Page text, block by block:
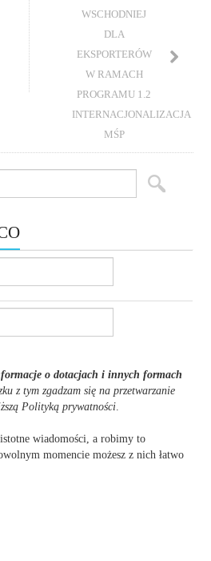
WSCHODNIEJ
DLA
EKSPORTERÓW
W RAMACH
PROGRAMU 1.2
INTERNACJONALIZACJA
MŚP
o dotacjach i innych formach
z tym zgadzam się na przetwarzanie
Polityką prywatności.
wiadomości, a robimy to
momencie możesz z nich łatwo